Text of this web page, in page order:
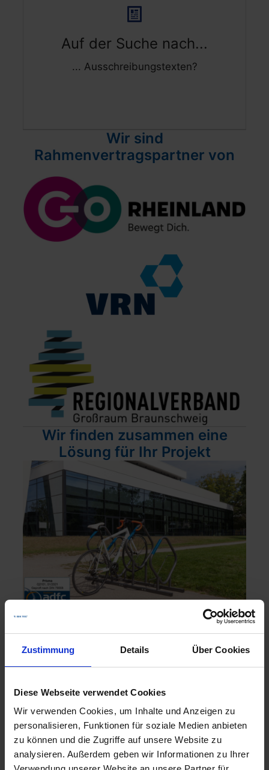
Zustimmung Details Über Cookies
Diese Webseite verwendet Cookies
Wir verwenden Cookies, um Inhalte und Anzeigen zu
personalisieren, Funktionen für soziale Medien anbieten
zu können und die Zugriffe auf unsere Website zu
analysieren. Außerdem geben wir Informationen zu Ihrer
Auf der Suche nach...
... Ausschreibungstexten?
Ausschreibungstexte:
Wir sind
Rahmenvertragspartner von
Wir finden zusammen eine
Lösung für Ihr Projekt